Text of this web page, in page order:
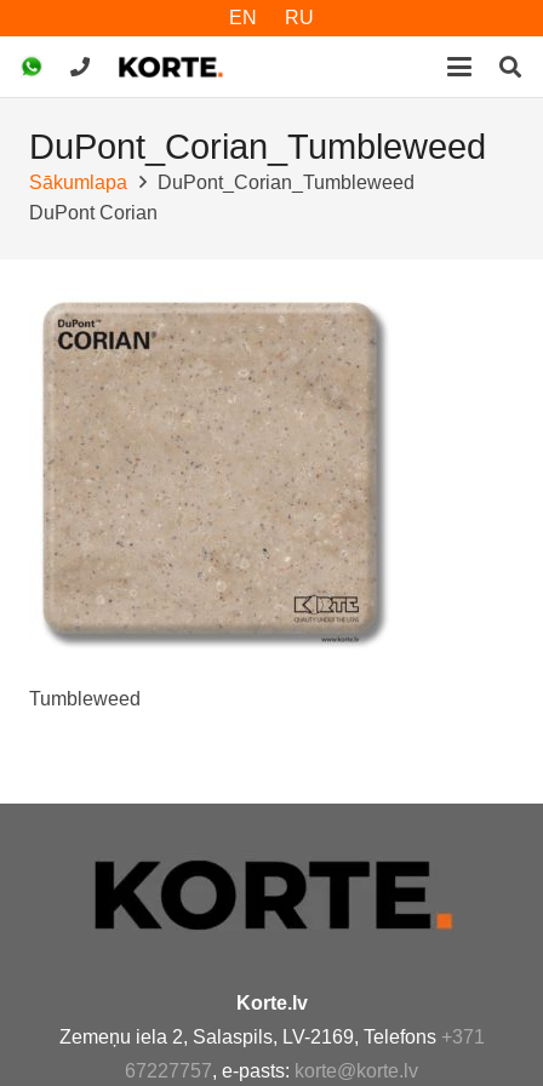
EN RU
DuPont_Corian_Tumbleweed
Sākumlapa
DuPont_Corian_Tumbleweed
DuPont Corian
Tumbleweed
Korte.lv
Zemeņu iela 2, Salaspils, LV-2169, Telefons +371
67227757, e-pasts: korte@korte.lv